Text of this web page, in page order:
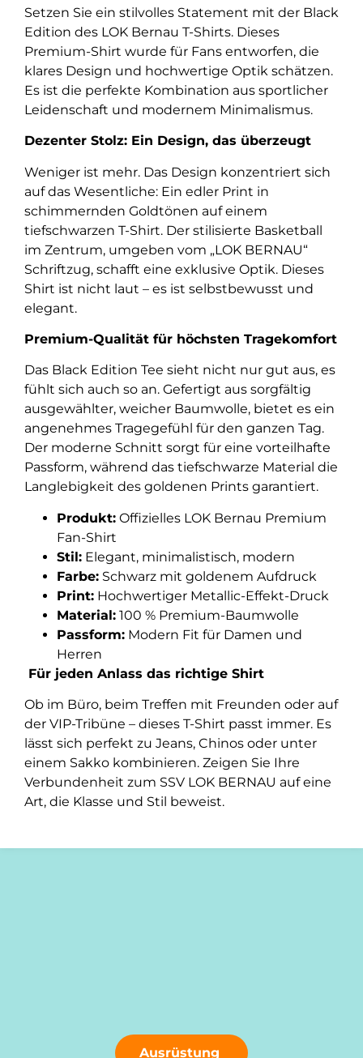
Setzen Sie ein stilvolles Statement mit der Black
Edition des LOK Bernau T-Shirts. Dieses
Premium-Shirt wurde für Fans entworfen, die
klares Design und hochwertige Optik schätzen.
Es ist die perfekte Kombination aus sportlicher
Leidenschaft und modernem Minimalismus.
Dezenter Stolz: Ein Design, das überzeugt
Weniger ist mehr. Das Design konzentriert sich
auf das Wesentliche: Ein edler Print in
schimmernden Goldtönen auf einem
tiefschwarzen T-Shirt. Der stilisierte Basketball
im Zentrum, umgeben vom „LOK BERNAU“
Schriftzug, schafft eine exklusive Optik. Dieses
Shirt ist nicht laut – es ist selbstbewusst und
elegant.
Premium-Qualität für höchsten Tragekomfort
Das Black Edition Tee sieht nicht nur gut aus, es
fühlt sich auch so an. Gefertigt aus sorgfältig
ausgewählter, weicher Baumwolle, bietet es ein
angenehmes Tragegefühl für den ganzen Tag.
Der moderne Schnitt sorgt für eine vorteilhafte
Passform, während das tiefschwarze Material die
Langlebigkeit des goldenen Prints garantiert.
Produkt: Offizielles LOK Bernau Premium
Fan-Shirt
Stil: Elegant, minimalistisch, modern
Farbe: Schwarz mit goldenem Aufdruck
Print: Hochwertiger Metallic-Effekt-Druck
Material: 100 % Premium-Baumwolle
Passform: Modern Fit für Damen und
Herren
Für jeden Anlass das richtige Shirt
Ob im Büro, beim Treffen mit Freunden oder auf
der VIP-Tribüne – dieses T-Shirt passt immer. Es
lässt sich perfekt zu Jeans, Chinos oder unter
einem Sakko kombinieren. Zeigen Sie Ihre
Verbundenheit zum SSV LOK BERNAU auf eine
Art, die Klasse und Stil beweist.
Ausrüstung